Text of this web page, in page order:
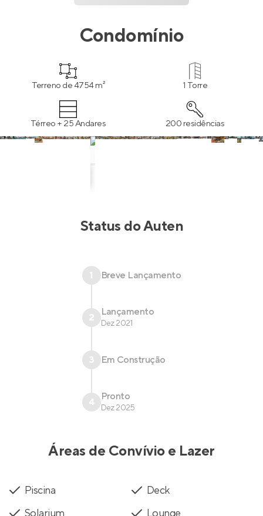
Condomínio
Terreno de 4754 m² 1 Torre
Térreo + 25 Andares 200 residências
Status doAuten
1 Breve Lançamento
2 Lançamento
Dez 2021
3 Em Construção
4 Pronto
Dez 2025
Áreas de Convívio e Lazer
Piscina
Deck